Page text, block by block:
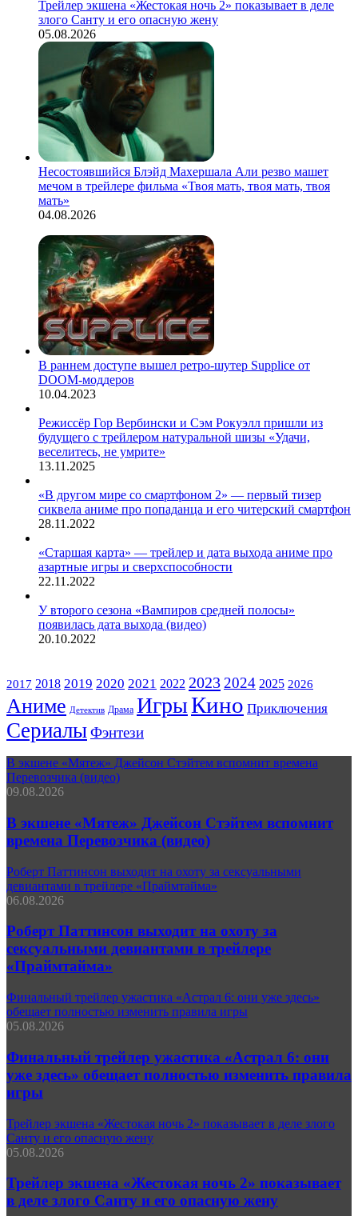
Трейлер экшена «Жестокая ночь 2» показывает в деле
злого Санту и его опасную жену
05.08.2026
Несостоявшийся Блэйд Махершала Али резво машет
мечом в трейлере фильма «Твоя мать, твоя мать, твоя
мать»
04.08.2026
В раннем доступе вышел ретро-шутер Supplice от
DOOM-моддеров
10.04.2023
Режиссёр Гор Вербински и Сэм Рокуэлл пришли из
будущего с трейлером натуральной шизы «Удачи,
веселитесь, не умрите»
13.11.2025
«В другом мире со смартфоном 2» — первый тизер
сиквела аниме про попаданца и его читерский смартфон
28.11.2022
«Старшая карта» — трейлер и дата выхода аниме про
азартные игры и сверхспособности
22.11.2022
У второго сезона «Вампиров средней полосы»
появилась дата выхода (видео)
20.10.2022
2017 2018 2019 2020 2021 2022 2023 2024 2025 2026
Аниме Детектив Драма ИгрыКино Приключения
СериалыФэнтези
В экшене «Мятеж» Джейсон Стэйтем вспомнит времена
Перевозчика (видео)
09.08.2026
В экшене «Мятеж» Джейсон Стэйтем вспомнит
времена Перевозчика (видео)
Роберт Паттинсон выходит на охоту за сексуальными
девиантами в трейлере «Праймтайма»
06.08.2026
Роберт Паттинсон выходит на охоту за
сексуальными девиантами в трейлере
«Праймтайма»
Финальный трейлер ужастика «Астрал 6: они уже здесь»
обещает полностью изменить правила игры
05.08.2026
Финальный трейлер ужастика «Астрал 6: они
уже здесь» обещает полностью изменить правила
игры
Трейлер экшена «Жестокая ночь 2» показывает в деле злого
Санту и его опасную жену
05.08.2026
Трейлер экшена «Жестокая ночь 2» показывает
в деле злого Санту и его опасную жену